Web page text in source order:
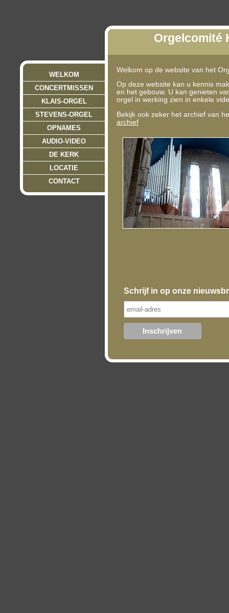
Orgelcomité
Welkom op de website van het
Op deze website kan u kennis
en het gebouw. U kan genieten
orgel in werking zien in enkele
Bekijk ook zeker het archief van
archief
Schrijf in op onze
WELKOM
CONCERTMISSEN
KLAIS-ORGEL
STEVENS-ORGEL
OPNAMES
AUDIO-VIDEO
DE KERK
LOCATIE
CONTACT